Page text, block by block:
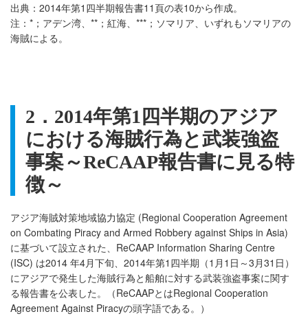
出典：2014年第1四半期報告書11頁の表10から作成。
注：*；アデン湾、**；紅海、***；ソマリア、いずれもソマリアの
海賊による。
2 ． 2014年第1 四半期のアジア
における海賊行為と武装強盗
事案～ReCAAP報告書に見る特
徴～
アジア海賊対策地域協力協定 (Regional Cooperation Agreement
on Combating Piracy and Armed Robbery against Ships in Asia)
に基づいて設立された、ReCAAP Information Sharing Centre
(ISC) は2014 年4月下旬、2014年第1四半期（1月1日～3月31日）
にアジアで発生した海賊行為と船舶に対する武装強盗事案に関す
る報告書を公表した。（ReCAAPとはRegional Cooperation
Agreement Against Piracyの頭字語である。）